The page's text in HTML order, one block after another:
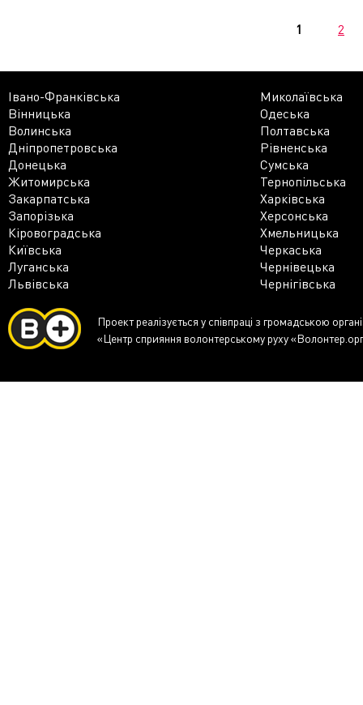
1 2
Івано-Франківська
Миколаївська
Вінницька
Одеська
Волинська
Полтавська
Дніпропетровська
Рівненська
Донецька
Сумська
Житомирська
Тернопільська
Закарпатська
Харківська
Запорізька
Херсонська
Кіровоградська
Хмельницька
Київська
Черкаська
Луганська
Чернівецька
Львівська
Чернігівська
Проект реалізується у співпраці з громадською
«Центр сприяння волонтерському руху